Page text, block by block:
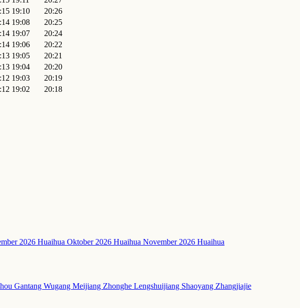
19:10
20:26
19:08
20:25
19:07
20:24
19:06
20:22
19:05
20:21
19:04
20:20
19:03
20:19
19:02 20:18
2026 Huaihua Oktober 2026 Huaihua November 2026 Huaihua
Gantang Wugang Meijiang Zhonghe Lengshuijiang Shaoyang Zhangjiajie